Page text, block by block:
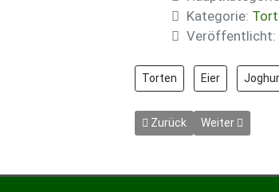
Kategorie:
Veröffentlicht:
Torten Eier
Vorheriger Beitrag:
Zurück Nächster
Weiter